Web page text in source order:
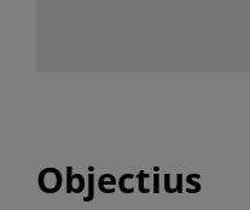
Objectius